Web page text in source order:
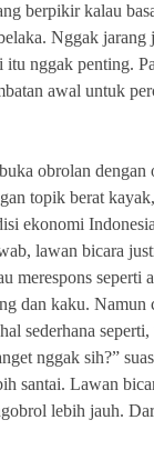
berpikir kalau
Nggak jarang
itu nggak penting.
awal untuk
obrolan dengan
topik berat
ekonomi
lawan bicara
merespons seperti
dan kaku. Namun
sederhana
nggak sih?”
santai. Lawan
lebih jauh.